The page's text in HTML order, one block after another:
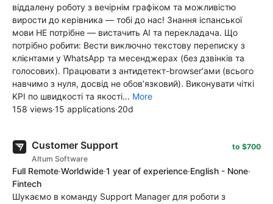
віддалену роботу з вечірнім графіком та можливістю
вирости до керівника — тобі до нас! Знання іспанської
мови НЕ потрібне — вистачить АІ та перекладача. Що
потрібно робити: Вести виключно текстову переписку з
клієнтами у WhatsApp та месенджерах (без дзвінків та
голосових). Працювати з антидетект-browser’ами (всього
навчимо з нуля, досвід не обов’язковий). Виконувати чіткі
KPI по швидкості та якості... More
158 views·15 applications·20d
Customer Support
Altum Software
to $700
Full Remote·Worldwide·1 year of experience·English - None·
Fintech
Шукаємо в команду Support Manager для роботи з